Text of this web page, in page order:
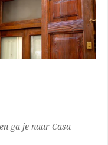
ga je naar Casa